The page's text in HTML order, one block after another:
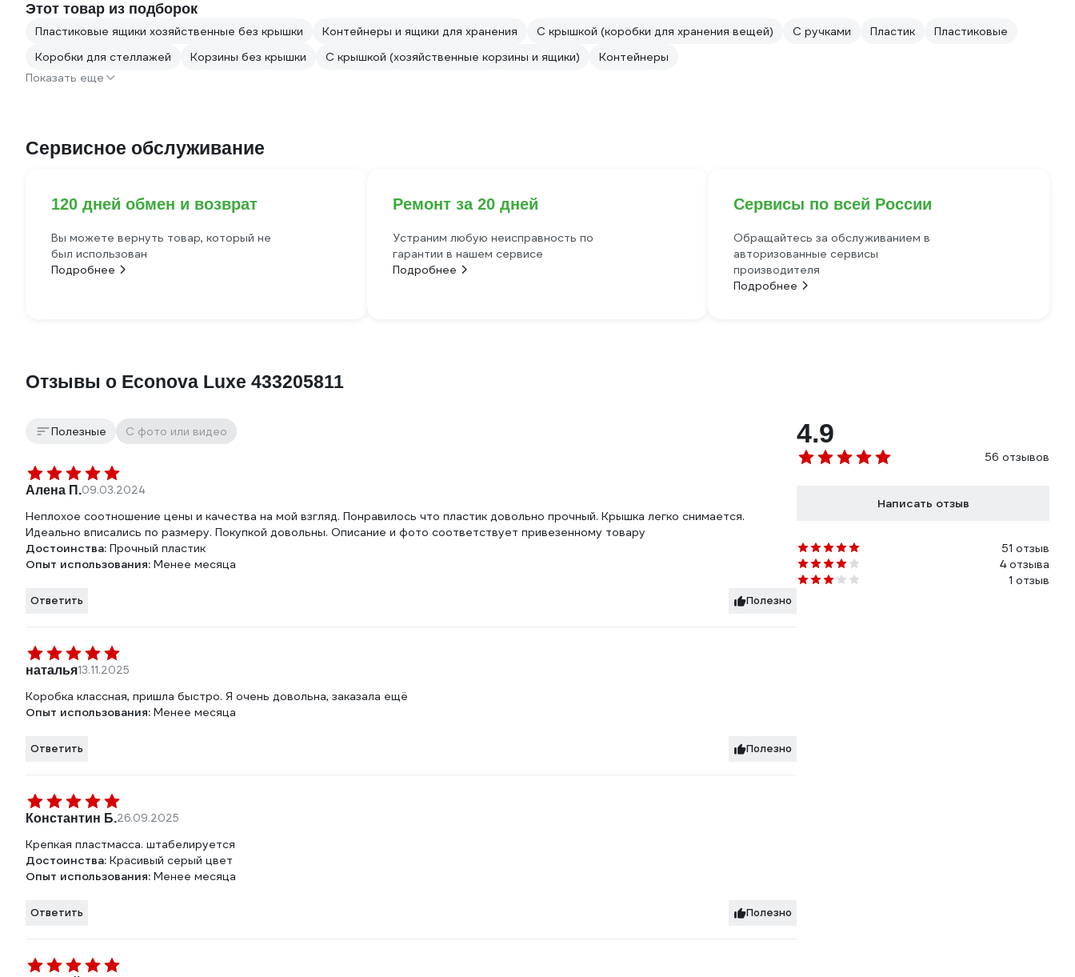
Этот товар из подборок
Пластиковые ящики хозяйственные без крышки Контейнеры и ящики для хранения С крышкой (коробки для хранения вещей) С ручками Пластик
Пластиковые
Коробки для стеллажей
Корзины без крышки С крышкой (хозяйственные корзины и ящики)
Контейнеры
Показать еще
Сервисное обслуживание
120 дней обмен и возврат
Вы можете вернуть товар, который не
был использован
Подробнее
Ремонт за 20 дней
Устраним любую неисправность по
гарантии в нашем сервисе
Подробнее
Сервисы по всей России
Обращайтесь за обслуживанием в
авторизованные сервисы
производителя
Подробнее
Отзывы о Econova Luxe 433205811
4.9
56 отзывов
Написать отзыв
51 отзыв
4 отзыва
1 отзыв
Полезные С фото или видео
Алена П.09.03.2024
Неплохое соотношение цены и качества на мой взгляд. Понравилось что пластик довольно прочный. Крышка легко снимается.
Идеально вписались по размеру. Покупкой довольны. Описание и фото соответствует привезенному товару
Достоинства: Прочный пластик
Опыт использования: Менее месяца
Ответить Полезно
наталья13.11.2025
Коробка классная, пришла быстро. Я очень довольна, заказала ещё
Опыт использования: Менее месяца
Ответить Полезно
Константин Б.26.09.2025
Крепкая пластмасса. штабелируется
Достоинства: Красивый серый цвет
Опыт использования: Менее месяца
Ответить Полезно